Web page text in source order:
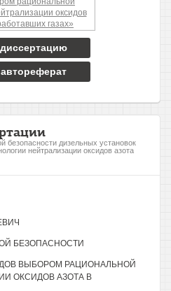
безопасности дизельных установок
нейтрализации оксидов азота
БЕЗОПАСНОСТИ
ВЫБОРОМ РАЦИОНАЛЬНОЙ
ОКСИДОВ АЗОТА В